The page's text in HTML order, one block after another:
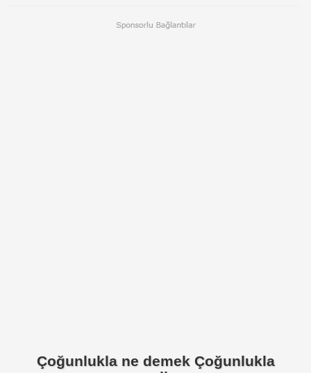
Çoğunlukla ne demek Çoğunlukla